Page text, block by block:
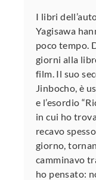
I libri
Yagisawa
poco tempo.
giorni alla
film. Il suo
Jinbocho, è
e l’esordio
in cui ho
recavo
giorno,
camminavo
ho pensato: